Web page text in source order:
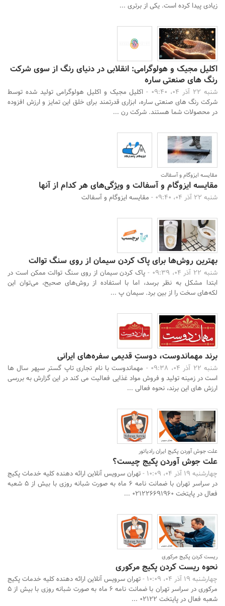
زیادی پیدا کرده است. یکی از برتری ...
اکلیل مجیک و هولوگرامی: انقلابی در دنیای رنگ از سوی شرکت
رنگ های صنعتی ساره
شنبه 22 آذر 04، 09:40 -
اکلیل مجیک و اکلیل هولوگرامی تولید شده توسط
شرکت رنگ های صنعتی ساره، ابزاری قدرتمند برای خلق این تمایز و ارزش افزوده
در محصولات شما هستند. شرکت رن ...
مقایسه ایزوگام و آسفالت
مقایسه ایزوگام و آسفالت و ویژگی‌های هر کدام از آنها
شنبه 22 آذر 04، 09:40 - مقایسه ایزوگام و آسفالت
بهترین روش‌ها برای پاک کردن سیمان از روی سنگ توالت
شنبه 22 آذر 04، 09:39 -
پاک کردن سیمان از روی سنگ توالت ممکن است در
ابتدا مشکل به نظر برسد، اما با استفاده از روش‌های صحیح، می‌توان این
لکه‌های سخت را از بین برد. سیمان پ ...
برند مهماندوست، دوستِ قدیمی سفره‌های ایرانی
شنبه 22 آذر 04، 09:38 -
مهماندوست با نام تجاری تاپ گستر سپهر سال ها
است در زمینه تولید و فروش مواد غذایی فعالیت می کند در این گزارش به بررسی
ارزش های این برند، نحوه فعالی ...
علت جوش آوردن پکیج ایران رادیاتور
علت جوش آوردن پکیج چیست؟
چهارشنبه 19 آذر 04، 10:09 -
تهران سرویس آنلاین ارائه دهنده کلیه خدمات پکیج
در سراسر تهران با ضمانت نامه 6 ماه به صورت شبانه روزی با بیش از 5 شعبه
فعال در پایتخت 021226691960 ...
ریست کردن پکیج مرکوری
نحوه ریست کردن پکیج مرکوری
چهارشنبه 19 آذر 04، 10:09 -
تهران سرویس آنلاین ارائه دهنده کلیه خدمات پکیج
مرکوری در سراسر تهران با ضمانت نامه 6 ماه به صورت شبانه روزی با بیش از 5
شعبه فعال در پایتخت 02122 ...